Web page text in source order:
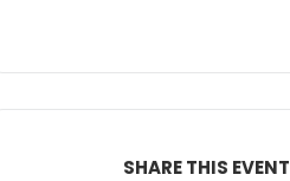
SHARE THIS EVENT